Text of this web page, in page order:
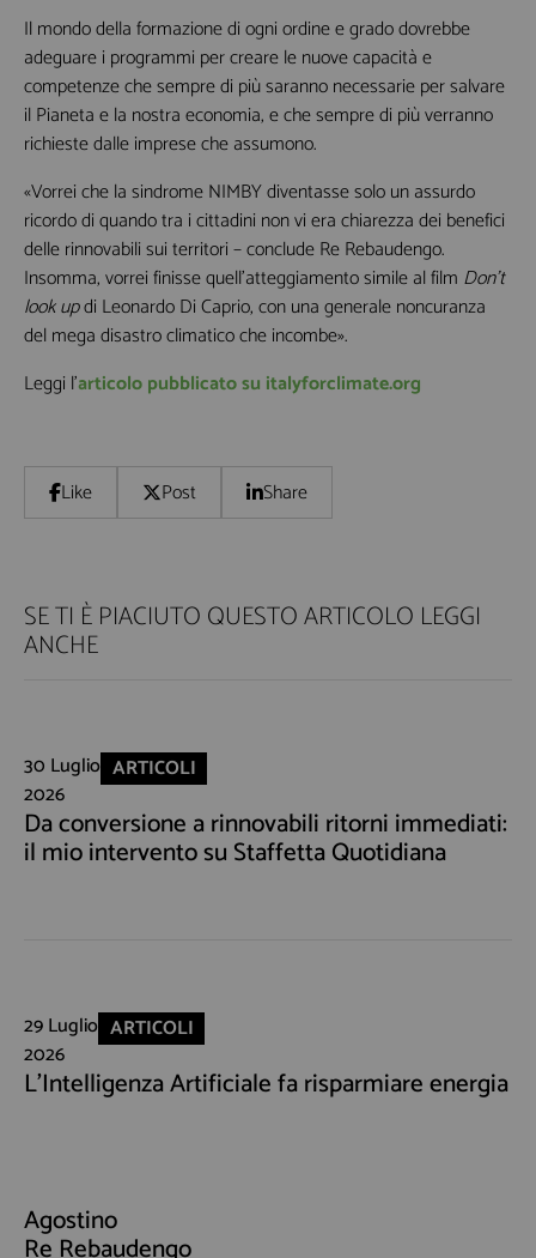
Il mondo della formazione di ogni ordine e grado dovrebbe
adeguare i programmi per creare le nuove capacità e
competenze che sempre di più saranno necessarie per salvare
il Pianeta e la nostra economia, e che sempre di più verranno
richieste dalle imprese che assumono.
«Vorrei che la sindrome NIMBY diventasse solo un assurdo
ricordo di quando tra i cittadini non vi era chiarezza dei benefici
delle rinnovabili sui territori – conclude Re Rebaudengo.
Insomma, vorrei finisse quell’atteggiamento simile al film Don’t
look updi Leonardo Di Caprio, con una generale noncuranza
del mega disastro climatico che incombe».
Leggi l'articolo pubblicato su italyforclimate.org
Like Post Share
SE TI È PIACIUTO QUESTO ARTICOLO LEGGI
ANCHE
30 Luglio
2026
ARTICOLI
Da conversione a rinnovabili ritorni immediati:
il mio intervento su Staffetta Quotidiana
29 Luglio
2026
ARTICOLI
L'Intelligenza Artificiale fa risparmiare energia
Agostino
Re Rebaudengo